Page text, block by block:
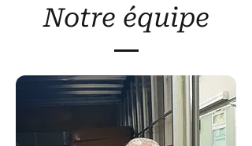
Notre équipe